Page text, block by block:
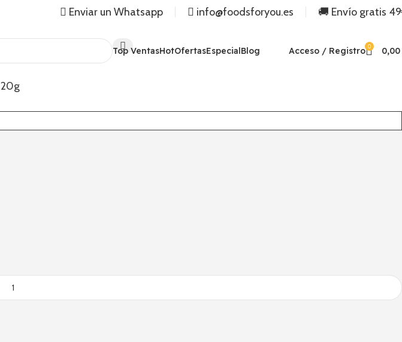
Enviar un Whatsapp info@foodsforyou.es 🚚 Envío gratis
Top VentasHotOfertasEspecialBlog Acceso / Registro 0 0,00